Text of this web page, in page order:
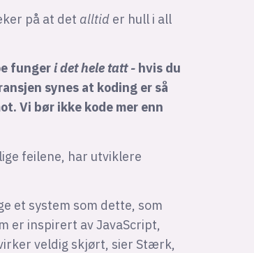
på at det alltid er hull i all
fungeri det hele tatt - hvis du
synes at koding er så
Vi bør ikke kode mer enn
feilene, har utviklere
et system som dette, som
er inspirert av JavaScript,
veldig skjørt, sier Stærk,